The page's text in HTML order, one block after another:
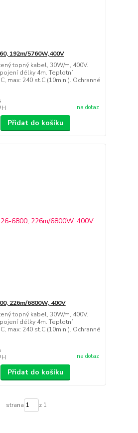
192m/5760W,400V
topný kabel, 30W/m, 400V.
délky 4m. Teplotní
max: 240 st.C (10min.). Ochranné
na dotaz
Přidat do košíku
226m/6800W, 400V
topný kabel, 30W/m, 400V.
délky 4m. Teplotní
max: 240 st.C (10min.). Ochranné
na dotaz
Přidat do košíku
strana z 1